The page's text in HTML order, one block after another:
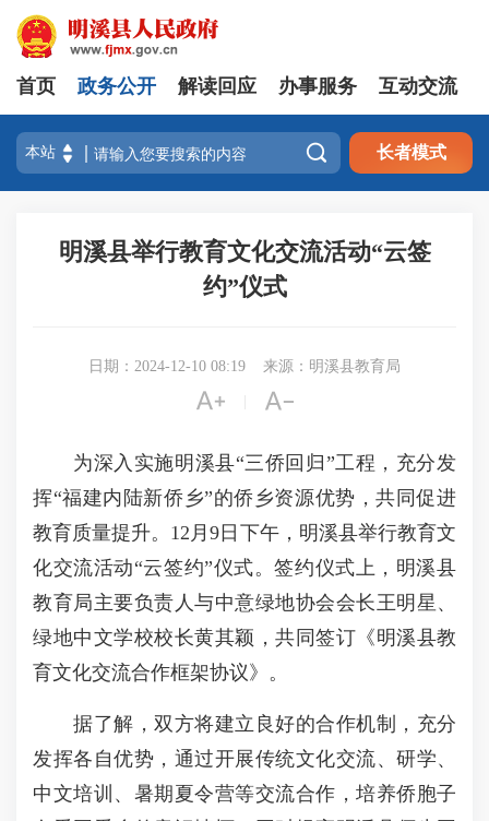
首页 政务公开 解读回应 办事服务 互动交流
 长者模式
明溪县举行教育文化交流活动“云签
约”仪式
日期：2024-12-10 08:19 来源：明溪县教育局
 
为深入实施明溪县“三侨回归”工程，充分发
挥“福建内陆新侨乡”的侨乡资源优势，共同促进
教育质量提升。12月9日下午，明溪县举行教育文
化交流活动“云签约”仪式。签约仪式上，明溪县
教育局主要负责人与中意绿地协会会长王明星、
绿地中文学校校长黄其颖，共同签订《明溪县教
育文化交流合作框架协议》。
据了解，双方将建立良好的合作机制，充分
发挥各自优势，通过开展传统文化交流、研学、
中文培训、暑期夏令营等交流合作，培养侨胞子